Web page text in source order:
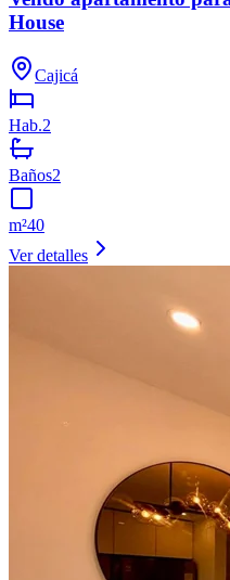
House
Cajicá
Hab.2
Baños2
m²40
Ver detalles